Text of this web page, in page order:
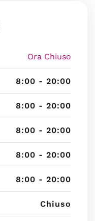
Ora Chiuso
8:00 - 20:00
8:00 - 20:00
8:00 - 20:00
8:00 - 20:00
8:00 - 20:00
Chiuso